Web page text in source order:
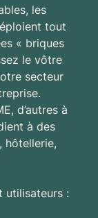
les
tout
« briques
le vô​tre
secteur
d’autres à
à des
hôtellerie,
utilisateurs :